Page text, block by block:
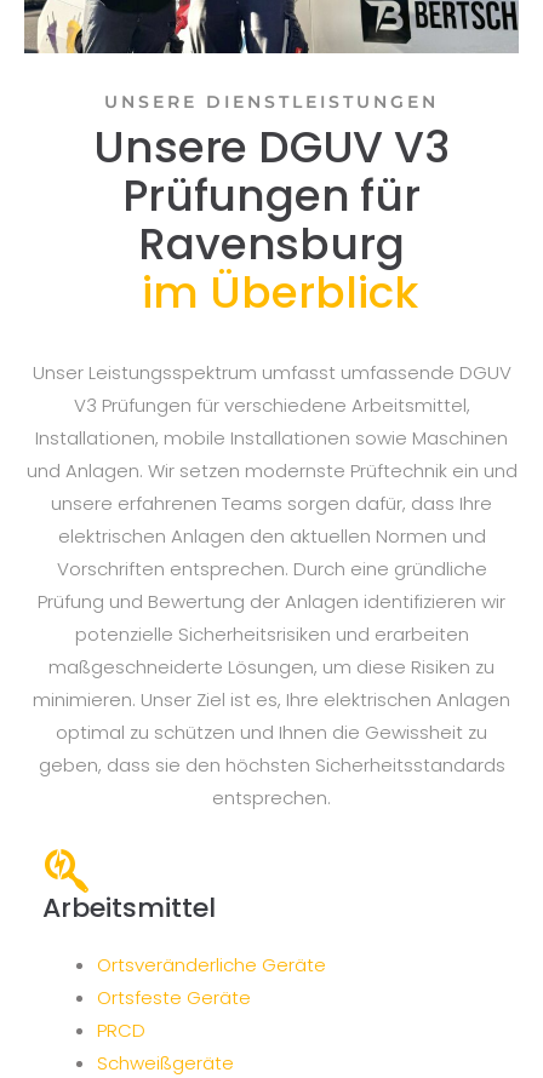
UNSERE DIENSTLEISTUNGEN
Unsere DGUV V3
Prüfungen für
Ravensburg
im Überblick
Unser Leistungsspektrum umfasst umfassende DGUV
V3 Prüfungen für verschiedene Arbeitsmittel,
Installationen, mobile Installationen sowie Maschinen
und Anlagen. Wir setzen modernste Prüftechnik ein und
unsere erfahrenen Teams sorgen dafür, dass Ihre
elektrischen Anlagen den aktuellen Normen und
Vorschriften entsprechen. Durch eine gründliche
Prüfung und Bewertung der Anlagen identifizieren wir
potenzielle Sicherheitsrisiken und erarbeiten
maßgeschneiderte Lösungen, um diese Risiken zu
minimieren. Unser Ziel ist es, Ihre elektrischen Anlagen
optimal zu schützen und Ihnen die Gewissheit zu
geben, dass sie den höchsten Sicherheitsstandards
entsprechen.
Arbeitsmittel
Ortsveränderliche Geräte
Ortsfeste Geräte
PRCD
Schweißgeräte